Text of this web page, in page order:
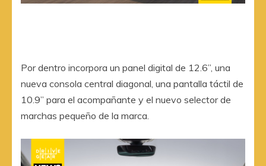
Por dentro incorpora un panel digital de 12.6”, una
nueva consola central diagonal, una pantalla táctil de
10.9” para el acompañante y el nuevo selector de
marchas pequeño de la marca.